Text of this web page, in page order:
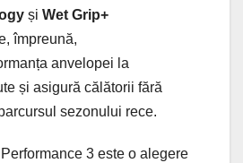
și Wet Grip+
împreună,
anvelopei la
și asigură călătorii fără
sezonului rece.
3 este o alegere